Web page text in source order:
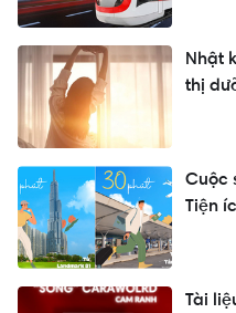
Nhật
thị
Cuộc
Tiện
Tài